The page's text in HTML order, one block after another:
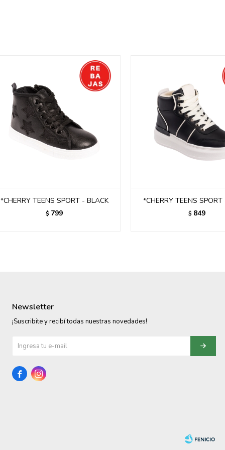
*CHERRY TEENS SPORT - BLACK
$ 799
*CHERRY TEENS
$ 849
Newsletter
¡Suscribite y recibí todas nuestras novedades!
 